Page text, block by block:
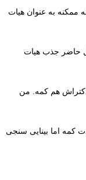
ممکنه به عنوان هیات
حاضر جذب هیات
هم کمه. من
کمه اما بینایی سنجی